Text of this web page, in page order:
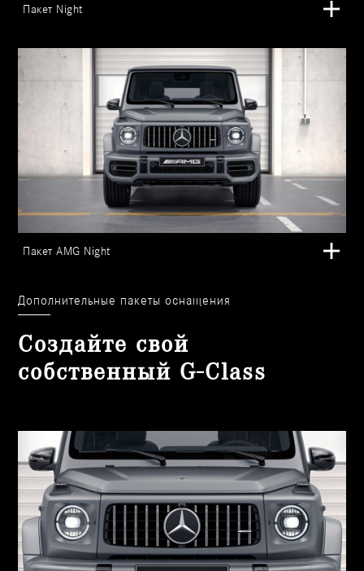
Пакет Night
Пакет AMG Night
Дополнительные пакеты оснащения
Создайте свой
собственный G-Class